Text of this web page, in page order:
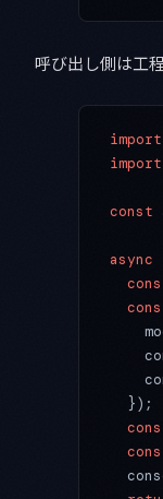
呼び出し側は工
import
import
const
async
  });